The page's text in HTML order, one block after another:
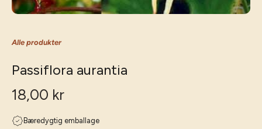
Alle produkter
Passiflora aurantia
18,00 kr
Bæredygtig emballage